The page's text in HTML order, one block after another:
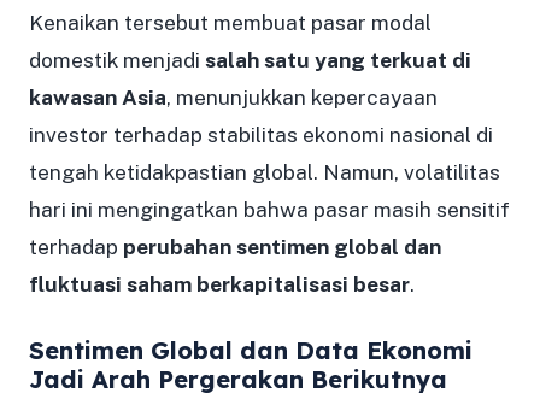
Kenaikan tersebut membuat pasar modal
domestik menjadi salah satu yang terkuat di
kawasan Asia, menunjukkan kepercayaan
investor terhadap stabilitas ekonomi nasional di
tengah ketidakpastian global. Namun, volatilitas
hari ini mengingatkan bahwa pasar masih sensitif
terhadap perubahan sentimen global dan
fluktuasi saham berkapitalisasi besar.
Sentimen Global dan Data Ekonomi
Jadi Arah Pergerakan Berikutnya